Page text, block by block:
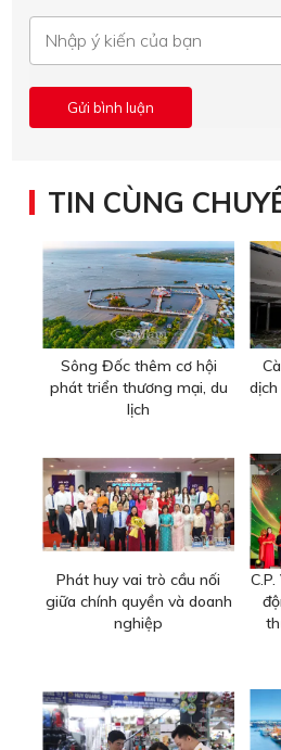
TIN CÙNG
Sông Đốc thêm cơ hội
phát triển thương mại, du
lịch
Phát huy vai trò cầu nối
giữa chính quyền và doanh
nghiệp